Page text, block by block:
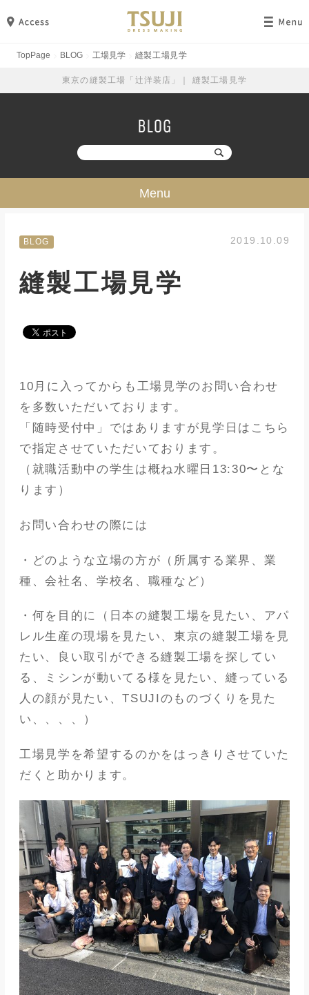
TopPage BLOG 工場見学 縫製工場見学
東京の縫製工場「辻洋装店」｜ 縫製工場見学
Menu
勉強・成長
メゾンな日々
BLOG 2019.10.09
縫製工場見学
10月に入ってからも工場見学のお問い合わせ
を多数いただいております。
「随時受付中」ではありますが見学日はこちら
で指定させていただいております。
（就職活動中の学生は概ね水曜日13:30〜とな
ります）
お問い合わせの際には
・どのような立場の方が（所属する業界、業
種、会社名、学校名、職種など）
・何を目的に（日本の縫製工場を見たい、アパ
レル生産の現場を見たい、東京の縫製工場を見
たい、良い取引ができる縫製工場を探してい
る、ミシンが動いてる様を見たい、縫っている
人の顔が見たい、TSUJIのものづくりを見た
い、、、、）
工場見学を希望するのかをはっきりさせていた
だくと助かります。